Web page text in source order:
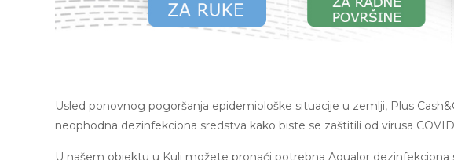
Usled ponovnog pogoršanja epidemiološke situacije u zemlji, Plus
neophodna dezinfekciona sredstva kako biste se zaštitili od virusa